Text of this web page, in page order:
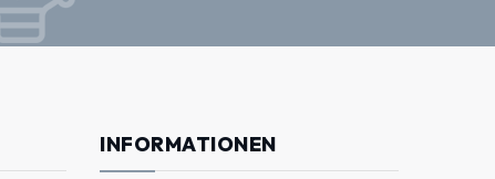
INFORMATIONEN